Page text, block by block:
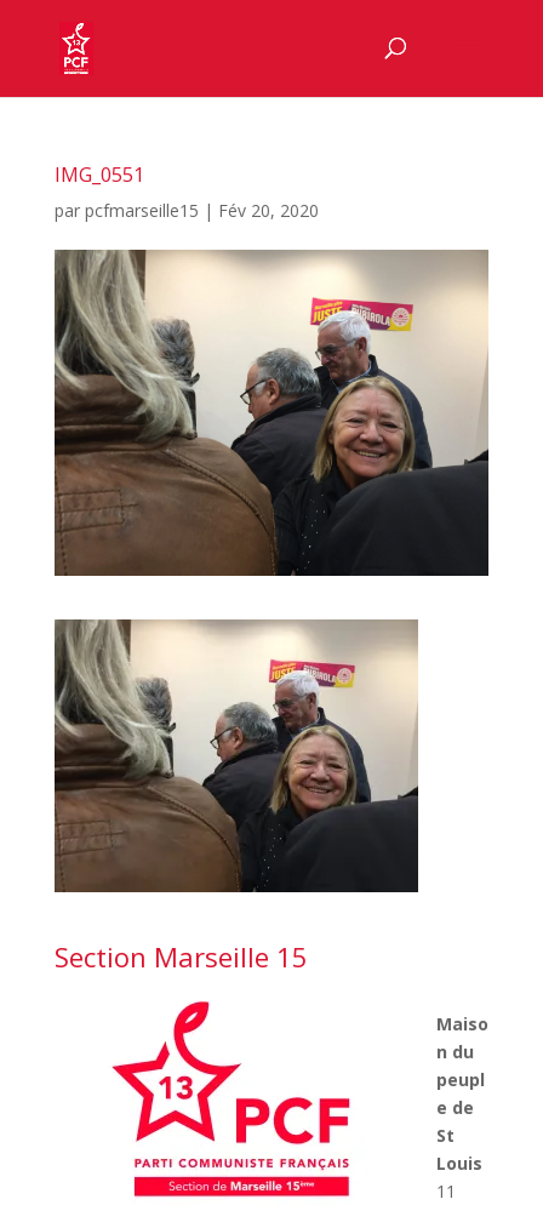
IMG_0551
par pcfmarseille15 | Fév 20, 2020
Section Marseille 15
Maiso
n du
peupl
e de
St
Louis
11